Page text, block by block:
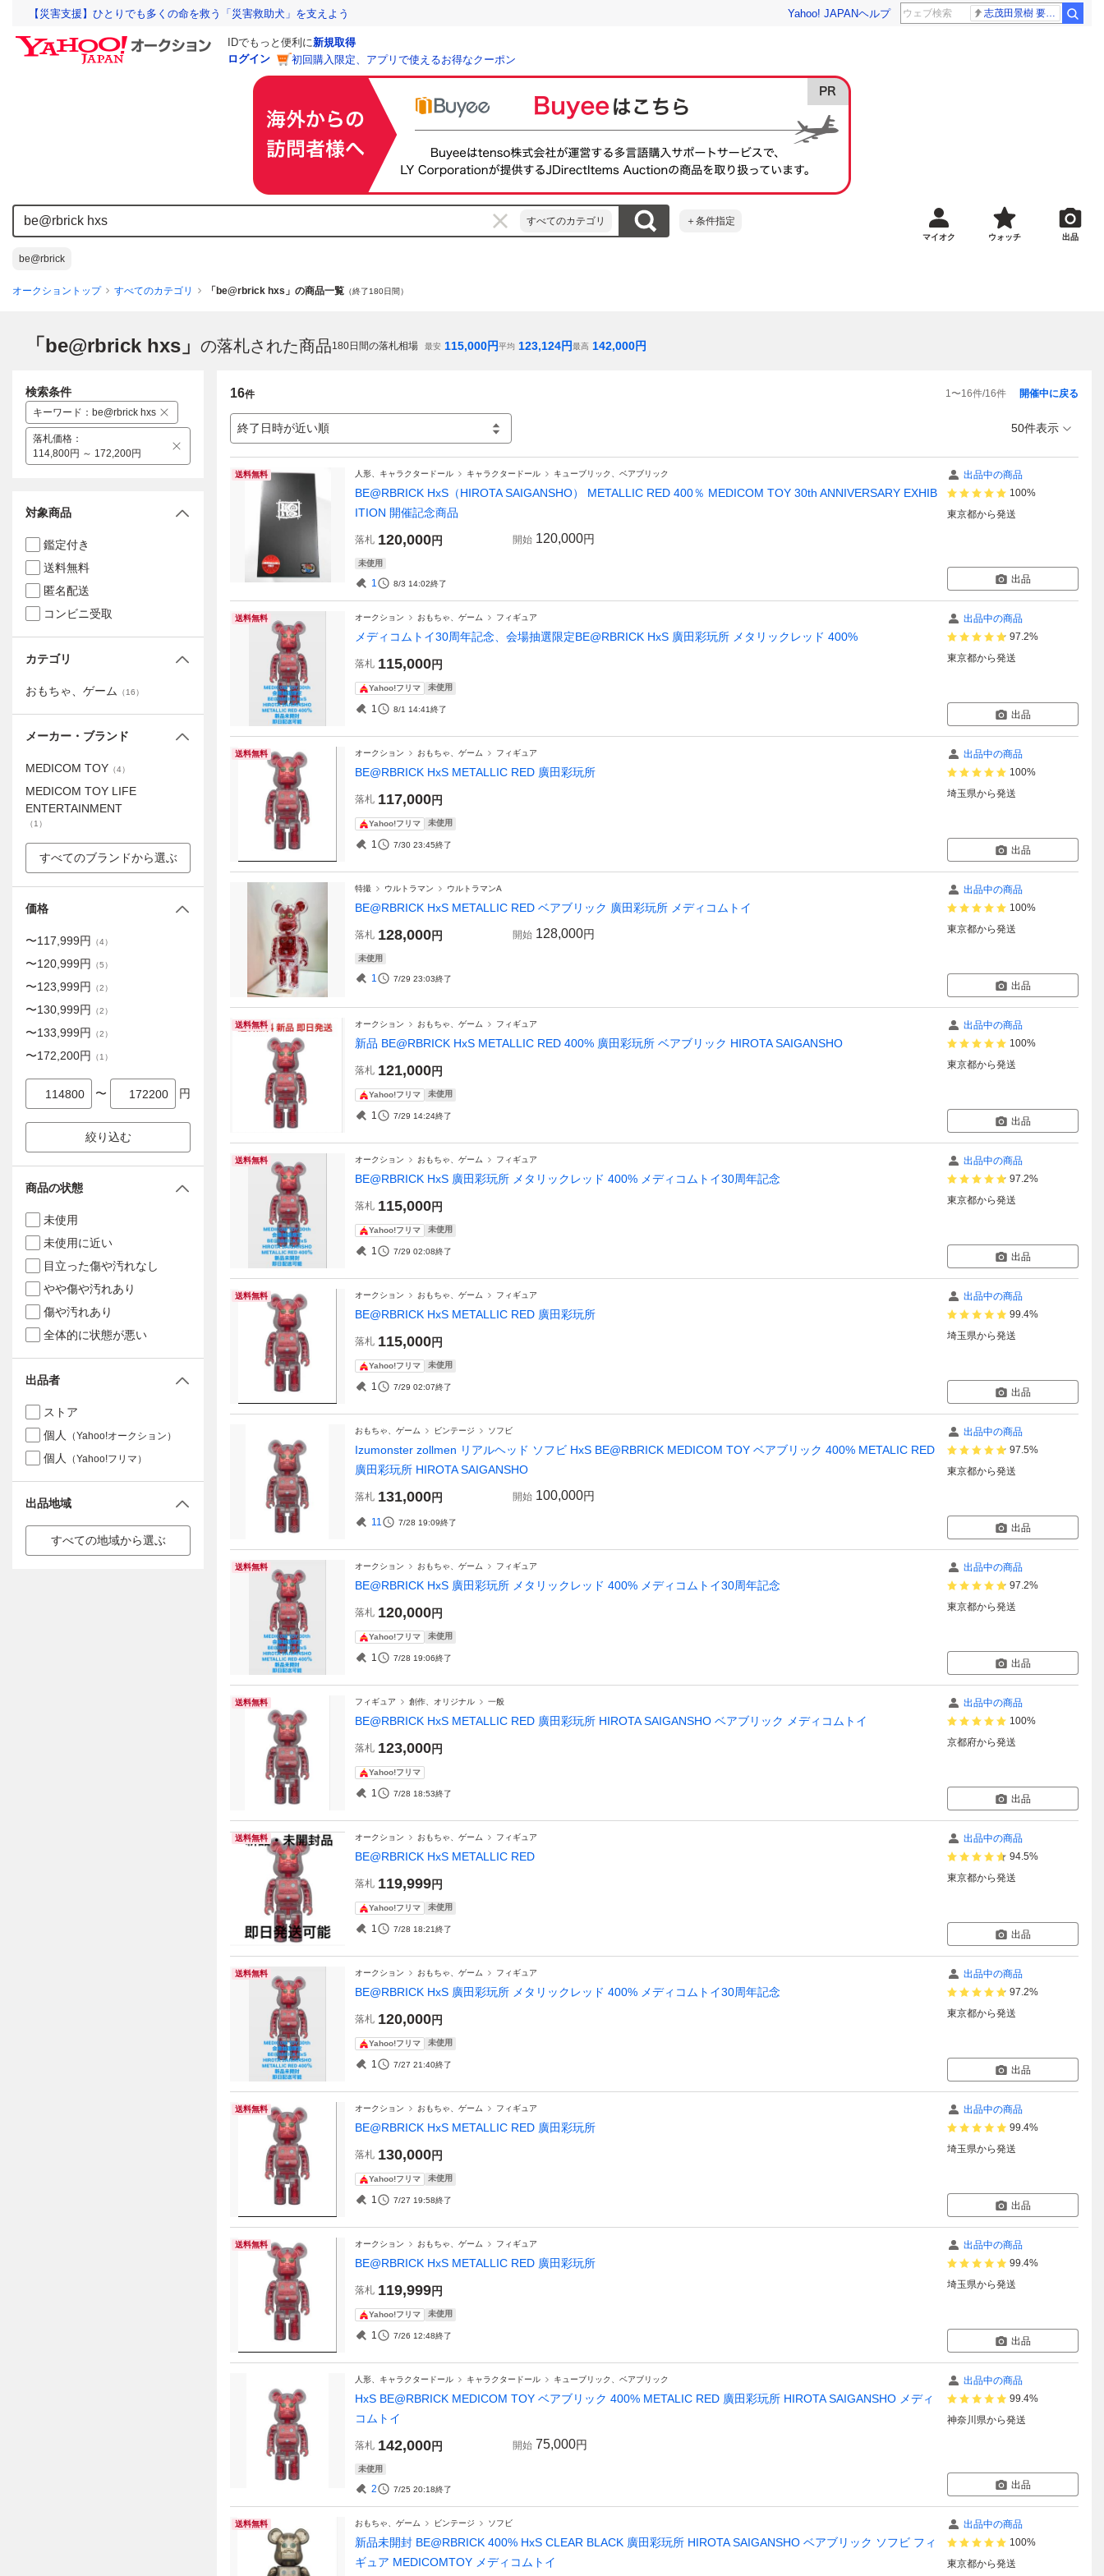
【災害支援】ひとりでも多くの命を救う「災害救助犬」を支えよう Yahoo! JAPANヘルプ 志茂田景樹 要介護5
IDでもっと便利に新規取得
ログイン
初回購入限定、アプリで使えるお得なクーポン
すべてのカテゴリ ＋条件指定
be@rbrick
マイオク ウォッチ 出品
オークショントップ すべてのカテゴリ 「be@rbrick hxs」の商品一覧 （終了180日間）
「be@rbrick hxs」 の落札された商品180日間の落札相場 最安 115,000円平均 123,124円最高 142,000円
16件 1〜16件/16件
終了日時が近い順
開催中に戻る
50件表示
送料無料 人形、キャラクタードール キャラクタードール キューブリック、ベアブリック
BE@RBRICK HxS（HIROTA SAIGANSHO） METALLIC RED 400％ MEDICOM TOY 30th ANNIVERSARY EXHIB
ITION 開催記念商品
落札 120,000円 開始 120,000円
未使用
1 8/3 14:02終了
出品中の商品
100%
東京都から発送
出品
送料無料 オークション おもちゃ、ゲーム フィギュア
メディコムトイ30周年記念、会場抽選限定BE@RBRICK HxS 廣田彩玩所 メタリックレッド 400%
落札 115,000円
Yahoo!フリマ 未使用
1 8/1 14:41終了
出品中の商品
97.2%
東京都から発送
出品
送料無料 オークション おもちゃ、ゲーム フィギュア
BE@RBRICK HxS METALLIC RED 廣田彩玩所
落札 117,000円
Yahoo!フリマ 未使用
1 7/30 23:45終了
出品中の商品
100%
埼玉県から発送
出品
特撮 ウルトラマン ウルトラマンA
BE@RBRICK HxS METALLIC RED ベアブリック 廣田彩玩所 メディコムトイ
落札 128,000円 開始 128,000円
未使用
1 7/29 23:03終了
出品中の商品
100%
東京都から発送
出品
送料無料 オークション おもちゃ、ゲーム フィギュア
新品 BE@RBRICK HxS METALLIC RED 400% 廣田彩玩所 ベアブリック HIROTA SAIGANSHO
落札 121,000円
Yahoo!フリマ 未使用
1 7/29 14:24終了
出品中の商品
100%
東京都から発送
出品
送料無料 オークション おもちゃ、ゲーム フィギュア
BE@RBRICK HxS 廣田彩玩所 メタリックレッド 400% メディコムトイ30周年記念
落札 115,000円
Yahoo!フリマ 未使用
1 7/29 02:08終了
出品中の商品
97.2%
東京都から発送
出品
送料無料 オークション おもちゃ、ゲーム フィギュア
BE@RBRICK HxS METALLIC RED 廣田彩玩所
落札 115,000円
Yahoo!フリマ 未使用
1 7/29 02:07終了
出品中の商品
99.4%
埼玉県から発送
出品
おもちゃ、ゲーム ビンテージ ソフビ
Izumonster zollmen リアルヘッド ソフビ HxS BE@RBRICK MEDICOM TOY ベアブリック 400% METALIC RED
廣田彩玩所 HIROTA SAIGANSHO
落札 131,000円 開始 100,000円
11 7/28 19:09終了
出品中の商品
97.5%
東京都から発送
出品
送料無料 オークション おもちゃ、ゲーム フィギュア
BE@RBRICK HxS 廣田彩玩所 メタリックレッド 400% メディコムトイ30周年記念
落札 120,000円
Yahoo!フリマ 未使用
1 7/28 19:06終了
出品中の商品
97.2%
東京都から発送
出品
送料無料 フィギュア 創作、オリジナル 一般
BE@RBRICK HxS METALLIC RED 廣田彩玩所 HIROTA SAIGANSHO ベアブリック メディコムトイ
落札 123,000円
Yahoo!フリマ
1 7/28 18:53終了
出品中の商品
100%
京都府から発送
出品
送料無料 オークション おもちゃ、ゲーム フィギュア
BE@RBRICK HxS METALLIC RED
落札 119,999円
Yahoo!フリマ 未使用
1 7/28 18:21終了
出品中の商品
94.5%
東京都から発送
出品
送料無料 オークション おもちゃ、ゲーム フィギュア
BE@RBRICK HxS 廣田彩玩所 メタリックレッド 400% メディコムトイ30周年記念
落札 120,000円
Yahoo!フリマ 未使用
1 7/27 21:40終了
出品中の商品
97.2%
東京都から発送
出品
送料無料 オークション おもちゃ、ゲーム フィギュア
BE@RBRICK HxS METALLIC RED 廣田彩玩所
落札 130,000円
Yahoo!フリマ 未使用
1 7/27 19:58終了
出品中の商品
99.4%
埼玉県から発送
出品
送料無料 オークション おもちゃ、ゲーム フィギュア
BE@RBRICK HxS METALLIC RED 廣田彩玩所
落札 119,999円
Yahoo!フリマ 未使用
1 7/26 12:48終了
出品中の商品
99.4%
埼玉県から発送
出品
人形、キャラクタードール キャラクタードール キューブリック、ベアブリック
HxS BE@RBRICK MEDICOM TOY ベアブリック 400% METALIC RED 廣田彩玩所 HIROTA SAIGANSHO メディ
コムトイ
落札 142,000円 開始 75,000円
未使用
2 7/25 20:18終了
出品中の商品
99.4%
神奈川県から発送
出品
送料無料 おもちゃ、ゲーム ビンテージ ソフビ
新品未開封 BE@RBRICK 400% HxS CLEAR BLACK 廣田彩玩所 HIROTA SAIGANSHO ベアブリック ソフビ フィ
ギュア MEDICOMTOY メディコムトイ
出品中の商品
100%
東京都から発送
検索条件
キーワード ： be@rbrick hxs
落札価格 ：
114,800円 ～ 172,200円
対象商品
鑑定付き
送料無料
匿名配送
コンビニ受取
カテゴリ
おもちゃ、ゲーム （16）
メーカー・ブランド
MEDICOM TOY （4）
MEDICOM TOY LIFE
ENTERTAINMENT
（1 ）
すべてのブランドから選ぶ
価格
〜117,999円 （4）
〜120,999円 （5）
〜123,999円 （2）
〜130,999円 （2）
〜133,999円 （2）
〜172,200円 （1 ）
〜 円
絞り込む
商品の状態
未使用
未使用に近い
目立った傷や汚れなし
やや傷や汚れあり
傷や汚れあり
全体的に状態が悪い
出品者
ストア
個人
（Yahoo!オークション）
個人 （Yahoo!フリマ）
出品地域
すべての地域から選ぶ